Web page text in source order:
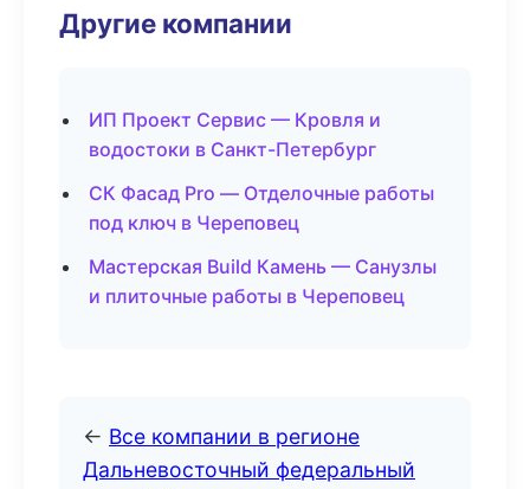
Другие компании
ИП Проект Сервис — Кровля и
водостоки в Санкт-Петербург
СК Фасад Pro — Отделочные работы
под ключ в Череповец
Мастерская Build Камень — Санузлы
и плиточные работы в Череповец
← Все компании в регионе
Дальневосточный федеральный